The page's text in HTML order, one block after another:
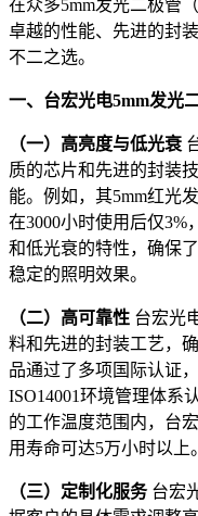
在众多5mm发光二极管
卓越的性能、先进的封
不二之选。
一、台宏光电5mm发光
（一）高亮度与低光衰
质的芯片和先进的封装
能。例如，其5mm红光
在3000小时使用后仅
和低光衰的特性，确保
稳定的照明效果。
（二）高可靠性 台宏光
料和先进的封装工艺，
品通过了多项国际认证
ISO14001环境管理体
的工作温度范围内，台
用寿命可达5万小时以上。
（三）定制化服务台宏